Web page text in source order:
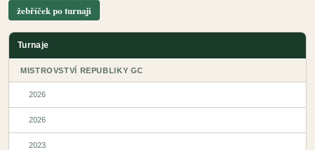
žebříček po turnaji
Turnaje
MISTROVSTVÍ REPUBLIKY GC
2026
2026
2023